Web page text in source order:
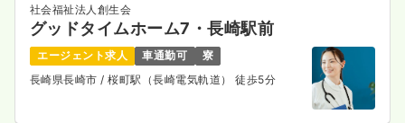
その他正看護師
日勤のみ（常勤） 一時募集休止
給与 21.7〜25.2万円/月 賞与3.6ヶ月
社会福祉法人創生会
グッドタイムホーム7・長崎駅前
エージェント求人 車通勤可
寮
長崎県長崎市 / 桜町駅（長崎電気軌道） 徒歩5分